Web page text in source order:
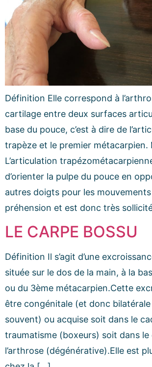
Définition Elle correspond à
cartilage entre deux surfaces
base du pouce, c’est à dire de
trapèze et le premier métacarpien.
L’articulation
d’orienter la pulpe du pouce en
autres doigts pour les
préhension et est donc très
LE CARPE BOSSU
Définition Il s’agit d’une
située sur le dos de la main, à la
ou du 3ème métacarpien.Cette
être congénitale (et donc bilatérale
souvent) ou acquise soit dans le
traumatisme (boxeurs) soit dans le
l’arthrose (dégénérative).Elle est